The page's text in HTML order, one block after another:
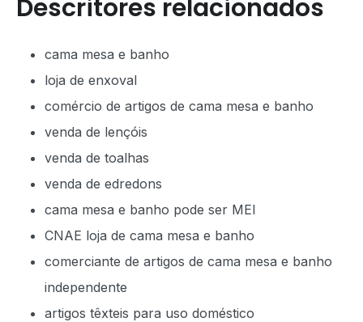
Descritores relacionados
cama mesa e banho
loja de enxoval
comércio de artigos de cama mesa e banho
venda de lençóis
venda de toalhas
venda de edredons
cama mesa e banho pode ser MEI
CNAE loja de cama mesa e banho
comerciante de artigos de cama mesa e banho
independente
artigos têxteis para uso doméstico